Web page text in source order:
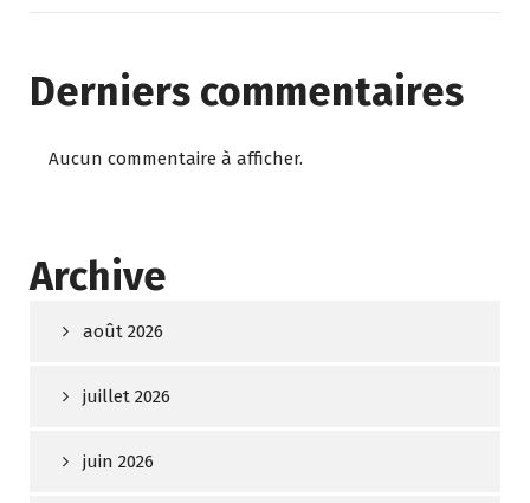
Derniers commentaires
Aucun commentaire à afficher.
Archive
août 2026
juillet 2026
juin 2026